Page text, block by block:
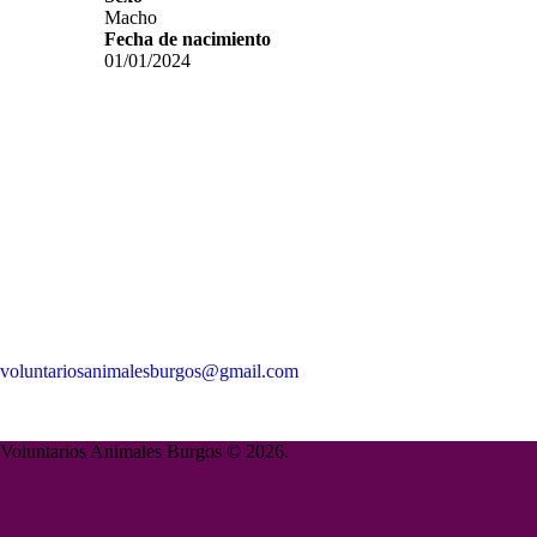
Macho
Fecha de nacimiento
01/01/2024
voluntariosanimalesburgos@gmail.com
Voluntarios Animales Burgos © 2026.